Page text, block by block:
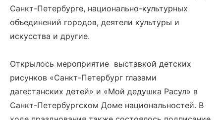
Санкт-Петербурге, национально-культурных
объединений городов, деятели культуры и
искусства и другие.
Открылось мероприятие выставкой детских
рисунков «Санкт-Петербург глазами
дагестанских детей» и «Мой дедушка Расул» в
Санкт-Петербургском Доме национальностей. В